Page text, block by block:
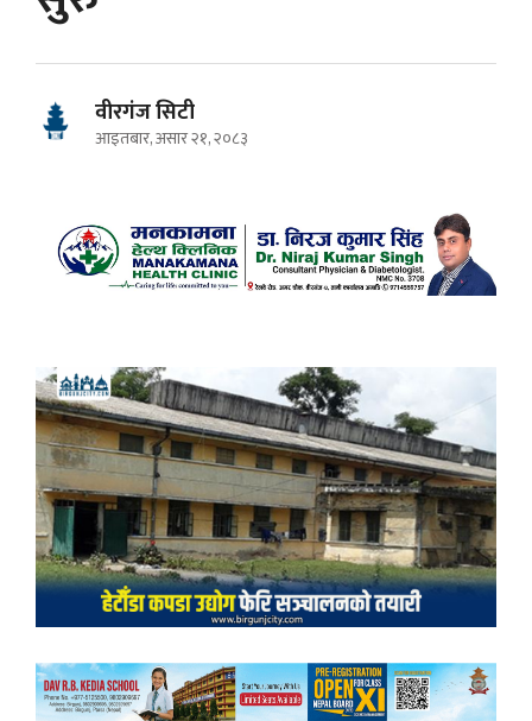
वीरगंज सिटी
आइतबार, असार २१, २०८३